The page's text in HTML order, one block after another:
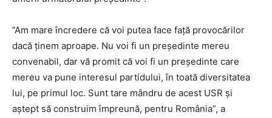
”Am mare încredere că voi putea face faţă provocărilor
dacă ţinem aproape. Nu voi fi un preşedinte mereu
convenabil, dar vă promit că voi fi un preşedinte care
mereu va pune interesul partidului, în toată diversitatea
lui, pe primul loc. Sunt tare mândru de acest USR şi
aştept să construim împreună, pentru România”, a